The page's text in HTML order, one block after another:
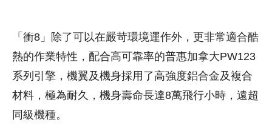
「衝8」除了可以在嚴苛環境運作外，更非常適合酷
熱的作業特性，配合高可靠率的普惠加拿大PW123
系列引擎，機翼及機身採用了高強度鋁合金及複合
材料，極為耐久，機身壽命長達8萬飛行小時，遠超
同級機種。